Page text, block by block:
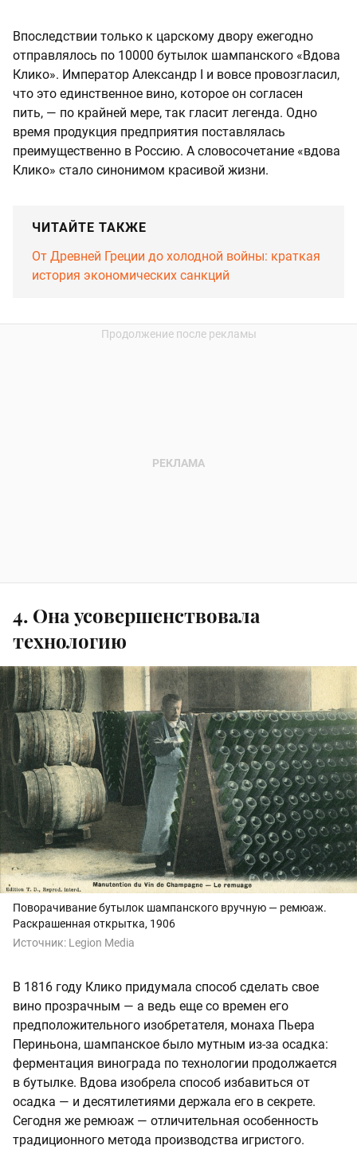
Впоследствии только к царскому двору ежегодно
отправлялось по 10000 бутылок шампанского «Вдова
Клико». Император Александр I и вовсе провозгласил,
что это единственное вино, которое он согласен
пить, — по крайней мере, так гласит легенда. Одно
время продукция предприятия поставлялась
преимущественно в Россию. А словосочетание «вдова
Клико» стало синонимом красивой жизни.
ЧИТАЙТЕ ТАКЖЕ
От Древней Греции до холодной войны: краткая
история экономических санкций
4. Она усовершенствовала
технологию
Поворачивание бутылок шампанского вручную — ремюаж.
Раскрашенная открытка, 1906
Источник: Legion Media
В 1816 году Клико придумала способ сделать свое
вино прозрачным — а ведь еще со времен его
предположительного изобретателя, монаха Пьера
Периньона, шампанское было мутным из-за осадка:
ферментация винограда по технологии продолжается
в бутылке. Вдова изобрела способ избавиться от
осадка — и десятилетиями держала его в секрете.
Сегодня же ремюаж — отличительная особенность
традиционного метода производства игристого.